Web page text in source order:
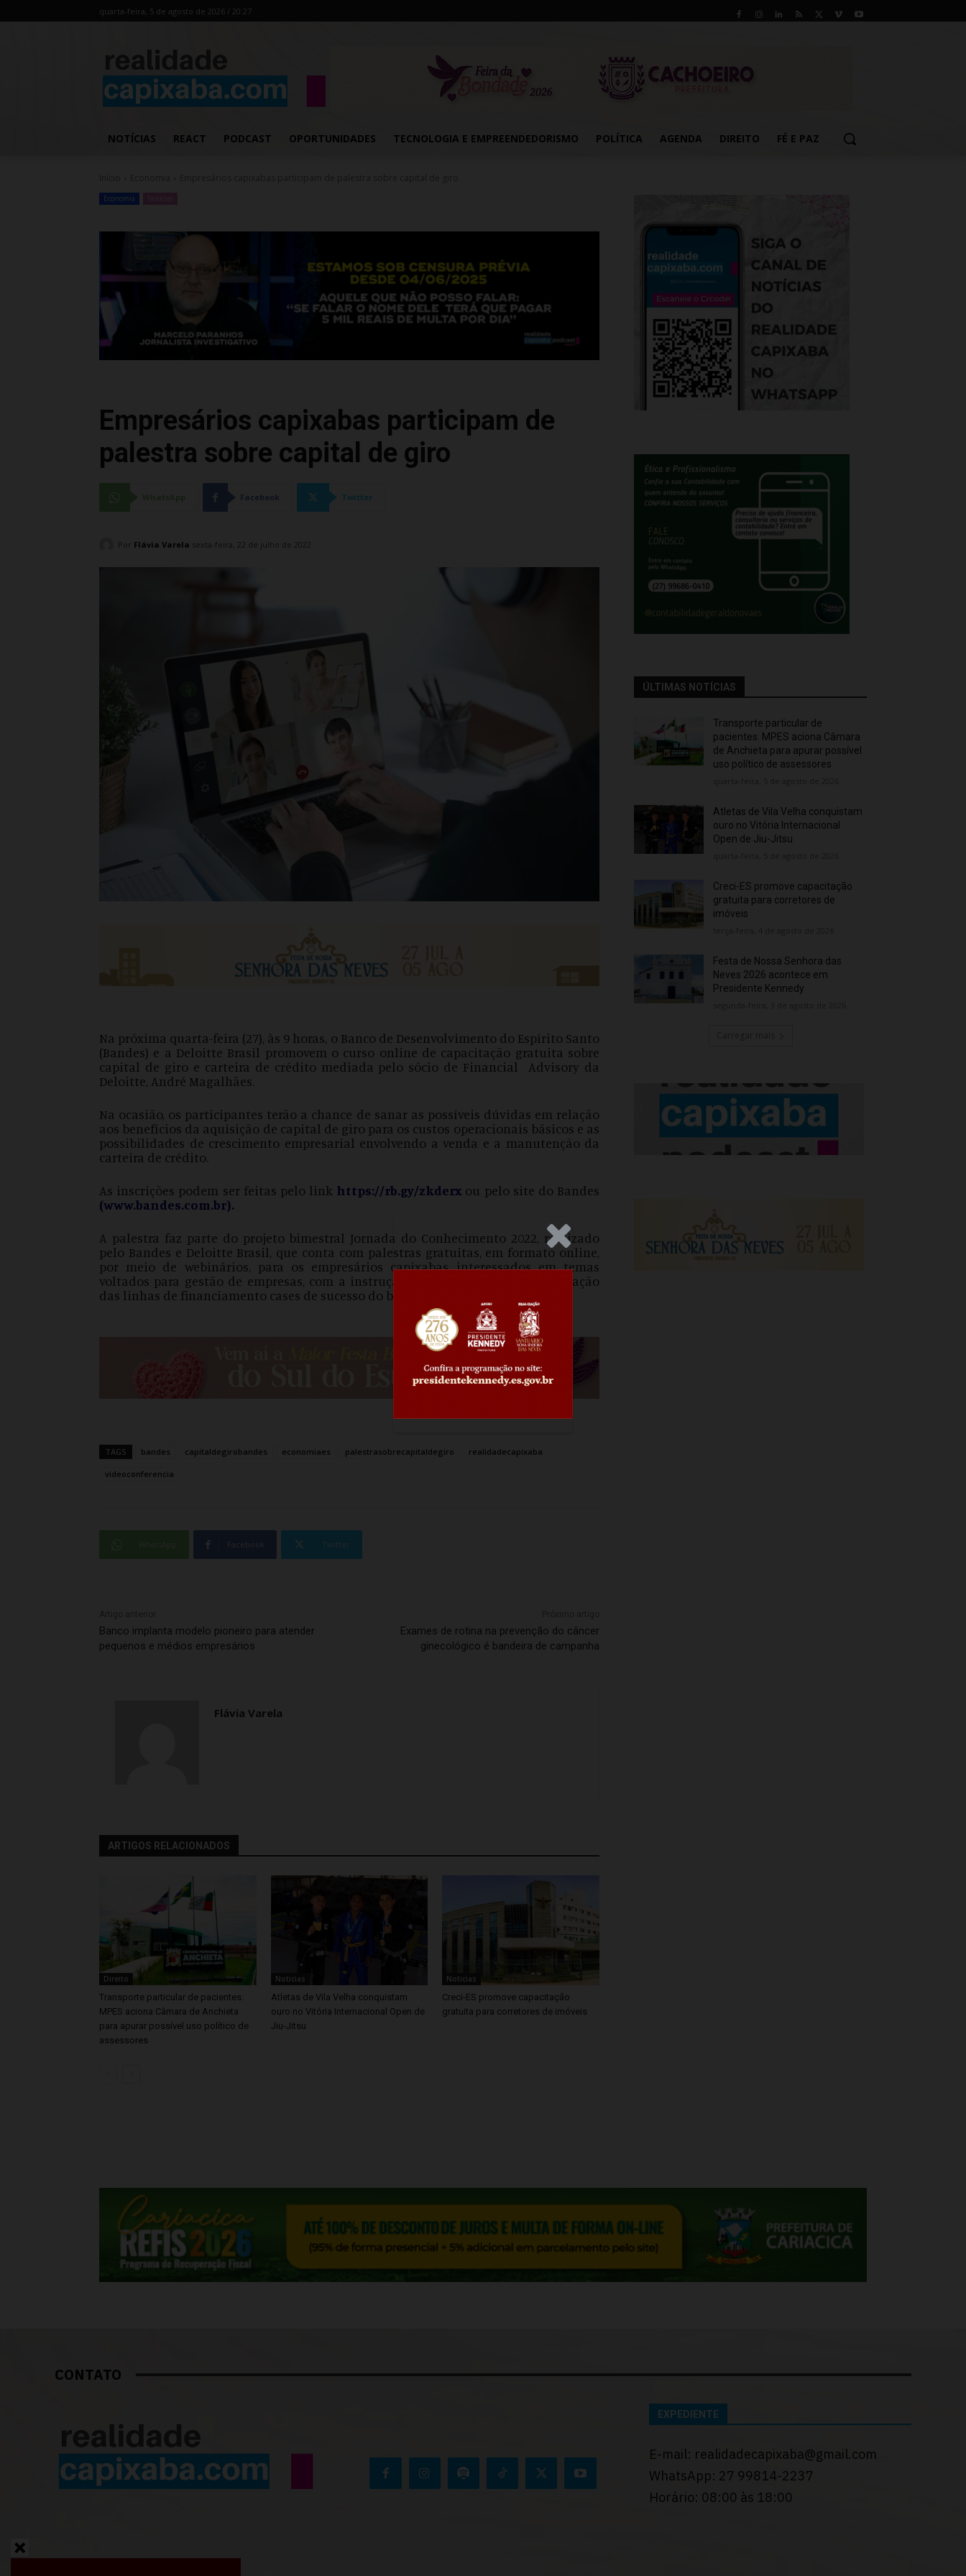
.Anúncio
quarta-feira, 5 de agosto de 2026 / 20:27
NOTÍCIAS REACT PODCAST OPORTUNIDADES TECNOLOGIA E EMPREENDEDORISMO POLÍTICA AGENDA DIREITO FÉ E PAZ
Economia
Empresários capixabas participam de
palestra sobre capital de giro
Facebook Twitter
Por Flávia Varela sexta-feira, 22 de julho de 2022
Na próxima quarta-feira (27), às 9 horas, o Banco de Desenvolvimento do Espírito Santo
(Bandes) e a Deloitte Brasil promovem o curso online de capacitação gratuita sobre
capital de giro e carteira de crédito mediada pelo sócio de Financial Advisory da
Deloitte, André Magalhães.
Na ocasião, os participantes terão a chance de sanar as possíveis dúvidas em relação
aos benefícios da aquisição de capital de giro para os custos operacionais básicos e as
possibilidades de crescimento empresarial envolvendo a venda e a manutenção da
carteira de crédito.
As inscrições podem ser feitas pelo link https://rb.gy/zkderx ou pelo site do Bandes
(www.bandes.com.br).
A palestra faz parte do projeto bimestral Jornada do Conhecimento 2022, realizado
pelo Bandes e Deloitte Brasil, que conta com palestras gratuitas, em formato online,
por meio de webinários, para os empresários capixabas interessados em temas
voltados para gestão de empresas, com a instrução de especialistas e apresentação
das linhas de financiamento cases de sucesso do banco.
TAGS bandes capitaldegirobandes economiaes palestrasobrecapitaldegiro realidadecapixaba
videoconferencia
Facebook Twitter
Banco implanta modelo pioneiro para atender
pequenos e médios empresários
Exames de rotina na prevenção do câncer
ginecológico é bandeira de campanha
Flávia Varela
ARTIGOS RELACIONADOS
Direito
Transporte particular de pacientes:
MPES aciona Câmara de Anchieta
para apurar possível uso político de
assessores
Noticias
Atletas de Vila Velha conquistam
ouro no Vitória Internacional Open de
Jiu-Jitsu
Noticias
Creci-ES promove capacitação
gratuita para corretores de imóveis
ÚLTIMAS NOTÍCIAS
Transporte particular de
pacientes: MPES aciona Câmara
de Anchieta para apurar possível
uso político de assessores
Atletas de Vila Velha conquistam
ouro no Vitória Internacional
Open de Jiu-Jitsu
Creci-ES promove capacitação
gratuita para corretores de
imóveis
Festa de Nossa Senhora das
Neves 2026 acontece em
Presidente Kennedy
CONTATO
EXPEDIENTE
E-mail: realidadecapixaba@gmail.com
WhatsApp: 27 99814-2237
Horário: 08:00 às 18:00